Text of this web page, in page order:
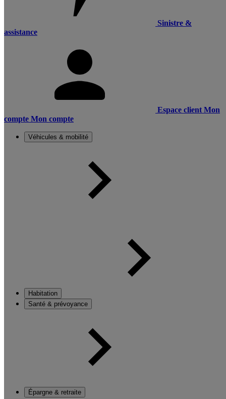
Sinistre &
assistance
Espace client Mon
compte Mon compte
Véhicules & mobilité
Habitation
Santé & prévoyance
Épargne & retraite